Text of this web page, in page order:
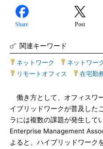
Share Post
関連キーワード
ネットワーク ネットワー
リモートオフィス
在宅勤
働き方として、オフィスワ
イブリッドワークが普及した
ラには複数の課題が発生して
Enterprise Management
よると、ハイブリッドワーク